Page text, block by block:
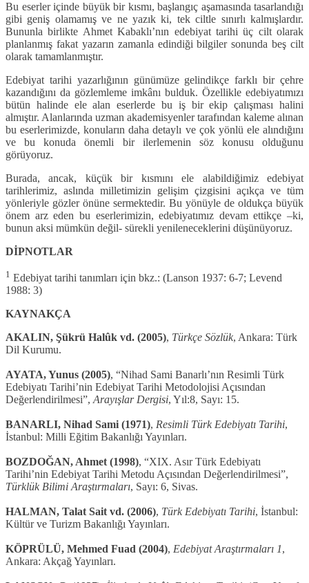
Bu eserler içinde büyük bir kısmı, başlangıç aşamasında tasarlandığı
gibi geniş olamamış ve ne yazık ki, tek ciltle sınırlı kalmışlardır.
Bununla birlikte Ahmet Kabaklı’nın edebiyat tarihi üç cilt olarak
planlanmış fakat yazarın zamanla edindiği bilgiler sonunda beş cilt
olarak tamamlanmıştır.
Edebiyat tarihi yazarlığının günümüze gelindikçe farklı bir çehre
kazandığını da gözlemleme imkânı bulduk. Özellikle edebiyatımızı
bütün halinde ele alan eserlerde bu iş bir ekip çalışması halini
almıştır. Alanlarında uzman akademisyenler tarafından kaleme alınan
bu eserlerimizde, konuların daha detaylı ve çok yönlü ele alındığını
ve bu konuda önemli bir ilerlemenin söz konusu olduğunu
görüyoruz.
Burada, ancak, küçük bir kısmını ele alabildiğimiz edebiyat
tarihlerimiz, aslında milletimizin gelişim çizgisini açıkça ve tüm
yönleriyle gözler önüne sermektedir. Bu yönüyle de oldukça büyük
önem arz eden bu eserlerimizin, edebiyatımız devam ettikçe –ki,
bunun aksi mümkün değil- sürekli yenileneceklerini düşünüyoruz.
DİPNOTLAR
1 Edebiyat tarihi tanımları için bkz.: (Lanson 1937: 6-7; Levend
1988: 3)
KAYNAKÇA
AKALIN, Şükrü Halûk vd. (2005), Türkçe Sözlük, Ankara: Türk
Dil Kurumu.
AYATA, Yunus (2005), “Nihad Sami Banarlı’nın Resimli Türk
Edebiyatı Tarihi’nin Edebiyat Tarihi Metodolojisi Açısından
Değerlendirilmesi”,Arayışlar Dergisi, Yıl:8, Sayı: 15.
BANARLI, Nihad Sami (1971), Resimli Türk Edebiyatı Tarihi,
İstanbul: Milli Eğitim Bakanlığı Yayınları.
BOZDOĞAN, Ahmet (1998), “XIX. Asır Türk Edebiyatı
Tarihi’nin Edebiyat Tarihi Metodu Açısından Değerlendirilmesi”,
Türklük Bilimi Araştırmaları, Sayı: 6, Sivas.
HALMAN, Talat Sait vd. (2006), Türk Edebiyatı Tarihi, İstanbul:
Kültür ve Turizm Bakanlığı Yayınları.
KÖPRÜLÜ, Mehmed Fuad (2004), Edebiyat Araştırmaları 1,
Ankara: Akçağ Yayınları.